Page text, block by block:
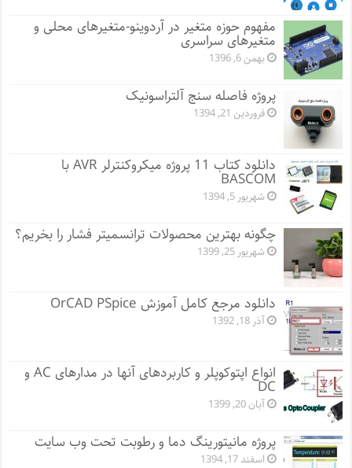
مفهوم حوزه متغیر در آردوینو-متغیرهای محلی و
متغیرهای سراسری
بهمن 6, 1396
پروژه فاصله سنج آلتراسونیک
فروردین 21, 1394
دانلود کتاب 11 پروژه میکروکنترلر AVR با
BASCOM
شهریور 5, 1394
چگونه بهترین محصولات ترانسمیتر فشار را بخریم؟
شهریور 25, 1399
دانلود مرجع کامل آموزش OrCAD PSpice
آذر 18, 1392
انواع اپتوکوپلر و کاربردهای آنها در مدارهای AC و
DC
آبان 20, 1399
پروژه مانيتورينگ دما و رطوبت تحت وب سایت
اسفند 17, 1394